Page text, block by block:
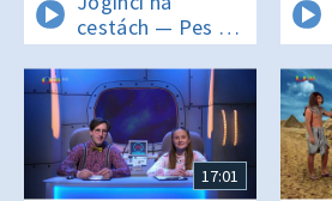
cestách — Pes ve
škole
17:01